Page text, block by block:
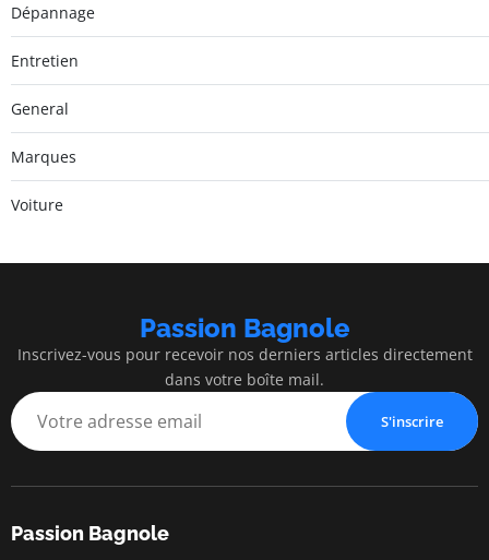
Dépannage
Entretien
General
Marques
Voiture
Passion Bagnole
Inscrivez-vous pour recevoir nos derniers articles directement
dans votre boîte mail.
S'inscrire
Passion Bagnole